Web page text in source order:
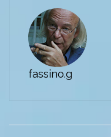
fassino.g